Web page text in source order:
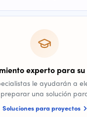
experto para
le ayudarán a
una solución
Soluciones para proyectos